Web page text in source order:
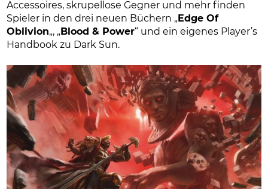
Accessoires, skrupellose Gegner und mehr finden
Spieler in den drei neuen Büchern „ Edge Of
Oblivion„, „ Blood & Power“ und ein eigenes Player’s
Handbook zu Dark Sun.